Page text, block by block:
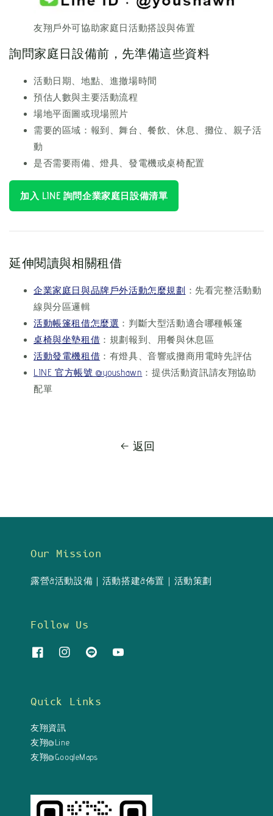
友翔戶外可協助家庭日活動搭設與佈置
詢問家庭日設備前，先準備這些資料
活動日期、地點、進撤場時間
預估人數與主要活動流程
場地平面圖或現場照片
需要的區域：報到、舞台、餐飲、休息、攤位、親子活
動
是否需要雨備、燈具、發電機或桌椅配置
加入 LINE 詢問企業家庭日設備清單
延伸閱讀與相關租借
企業家庭日與品牌戶外活動怎麼規劃 ：先看完整活動動
線與分區邏輯
活動帳篷租借怎麼選 ：判斷大型活動適合哪種帳篷
桌椅與坐墊租借 ：規劃報到、用餐與休息區
活動發電機租借 ：有燈具、音響或攤商用電時先評估
LINE 官方帳號 @youshawn ：提供活動資訊請友翔協助
配單
返回
Our Mission
露營&活動設備｜活動搭建&佈置｜活動策劃
Follow Us
Quick Links
友翔資訊
友翔@Line
友翔@GoogleMaps